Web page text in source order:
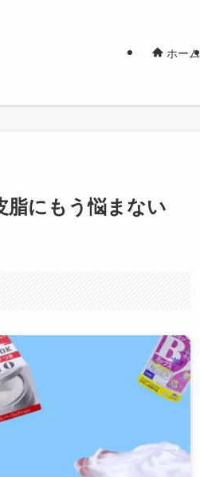
ホーム
脂にもう悩まない